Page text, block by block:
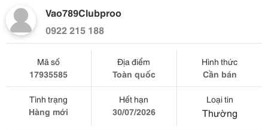
Vao789Clubproo
0922 215 188
Mã số
17935585
Địa điểm
Toàn quốc
Hình thức
Cần bán
Tình trạng
Hàng mới
Hết hạn
30/07/2026
Loại tin
Thường